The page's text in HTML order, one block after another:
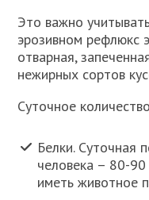
Это важно
эрозивном рефлюкс
отварная,
нежирных сортов
Суточное
Белки. Суточная
человека – 80-
иметь животное